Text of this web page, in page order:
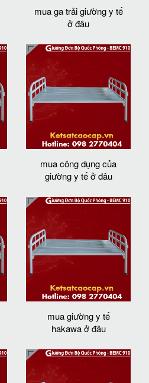
mua ga trải giường y tế
ở đâu
mua công dụng của
giường y tế ở đâu
mua giường y tế
hakawa ở đâu